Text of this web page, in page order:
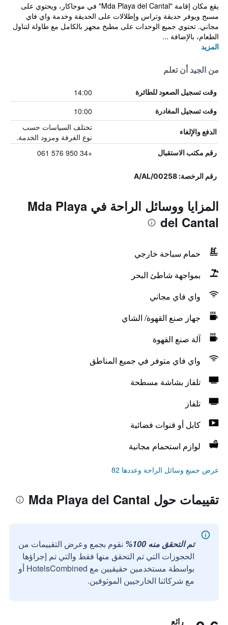
يقع مكان إقامة "Mda Playa del Cantal" في موجاكار، ويحتوي على
مسبح ويوفر حديقة وتراس وإطلالات على الحديقة وخدمة واي فاي
مجاني. تحتوي جميع الوحدات على مطبخ مجهز بالكامل مع طاولة لتناول
الطعام، بالإضافة ...
المزيد
من الجيد أن تعلم
وقت تسجيل الصعود للطائرة 14:00
وقت تسجيل المغادرة 10:00
الدفع والإلغاء
تختلف السياسات حسب
نوع الغرفة ومزود الخدمة.
رقم مكتب الاستقبال +34 950 576 061
رقم الرخصة: A/AL/00258
المزايا ووسائل الراحة في Mda Playa
del Cantal
حمام سباحة خارجي
بمواجهة شاطئ البحر
واي فاي مجاني
جهاز صنع القهوة/ الشاي
آلة صنع القهوة
واي فاي متوفر في جميع المناطق
تلفاز بشاشة مسطحة
تلفاز
كابل أو قنوات فضائية
لوازم استحمام مجانية
عرض جميع وسائل الراحة وعددها 82
تقييمات حول Mda Playa del Cantal
تم التحقق منه 100%
نقوم بجمع وعرض التقييمات من
الحجوزات التي تم التحقق منها فقط والتي تم إجراؤها
بواسطة مستخدمين حقيقيين مع HotelsCombined أو
مع شركائنا الخارجيين الموثوقين.
رائع